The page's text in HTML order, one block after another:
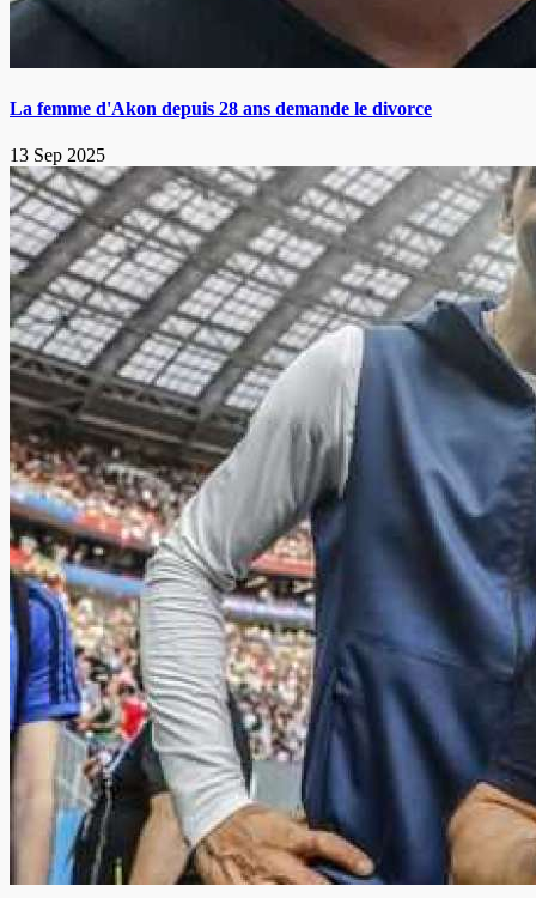
La femme d'Akon depuis 28 ans demande le divorce
13 Sep 2025